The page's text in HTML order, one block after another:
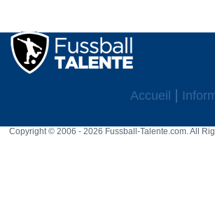
Accueil
Copyright © 2006 - 2026 Fussball-Talente.com. All